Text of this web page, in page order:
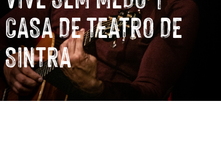
CASA DE TEATRO DE
SINTRA